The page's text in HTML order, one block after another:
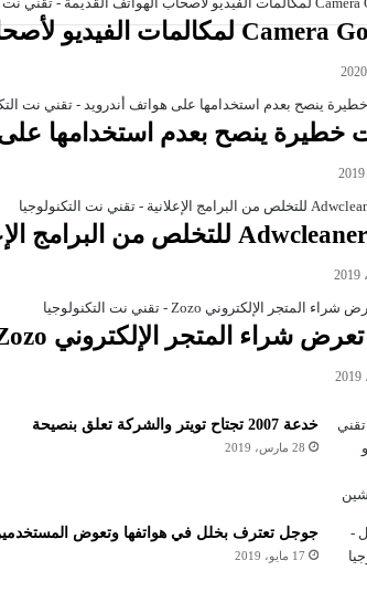
خطيرة ينصح بعدم استخدامها على
خدعة 2007 تجتاح تويتر والشركة تعلق بنصيحة
28 مارس، 2019
جوجل تعترف بخلل في هواتفها وتعوض
17 مايو، 2019